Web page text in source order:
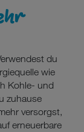
du
wie
Kohle- und
zuhause
versorgst,
erneuerbare